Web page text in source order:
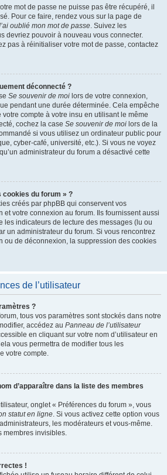
mot de passe ne puisse pas être récupéré, il
Pour ce faire, rendez vous sur la page de
oublié mon mot de passe. Suivez les
devriez pouvoir à nouveau vous connecter.
pas à réinitialiser votre mot de passe, contactez
déconnecté ?
Se souvenir de moi lors de votre connexion,
pendant une durée déterminée. Cela empêche
votre compte à votre insu en utilisant le même
cochez la case Se souvenir de moi lors de la
si vous utilisez un ordinateur public pour
cyber-café, université, etc.). Si vous ne voyez
administrateur du forum a désactivé cette
cookies du forum » ?
créés par phpBB qui conservent vos
et votre connexion au forum. Ils fournissent aussi
les indicateurs de lecture des messages (lu ou
un administrateur du forum. Si vous rencontrez
ou de déconnexion, la suppression des cookies
de l’utilisateur
?
tous vos paramètres sont stockés dans notre
accédez au Panneau de l’utilisateur
en cliquant sur votre nom d’utilisateur en
vous permettra de modifier tous les
votre compte.
d’apparaître dans la liste des membres
onglet « Préférences du forum », vous
statut en ligne. Si vous activez cette option vous
les modérateurs et vous-même.
membres invisibles.
!